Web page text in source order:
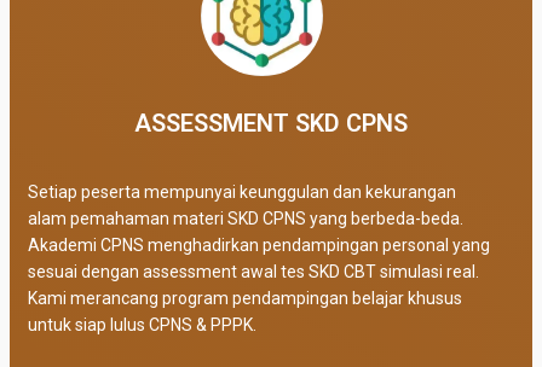
ASSESSMENT SKD CPNS
Setiap peserta mempunyai keunggulan dan kekurangan
alam pemahaman materi SKD CPNS yang berbeda-beda.
Akademi CPNS menghadirkan pendampingan personal yang
sesuai dengan assessment awal tes SKD CBT simulasi real.
Kami merancang program pendampingan belajar khusus
untuk siap lulus CPNS & PPPK.